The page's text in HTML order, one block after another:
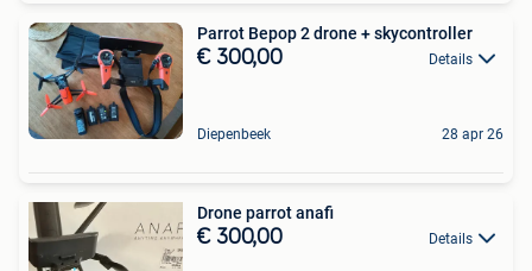
Parrot Bepop 2 drone + skycontroller
€ 300,00 Details
Diepenbeek 28 apr 26
Drone parrot anafi
€ 300,00 Details